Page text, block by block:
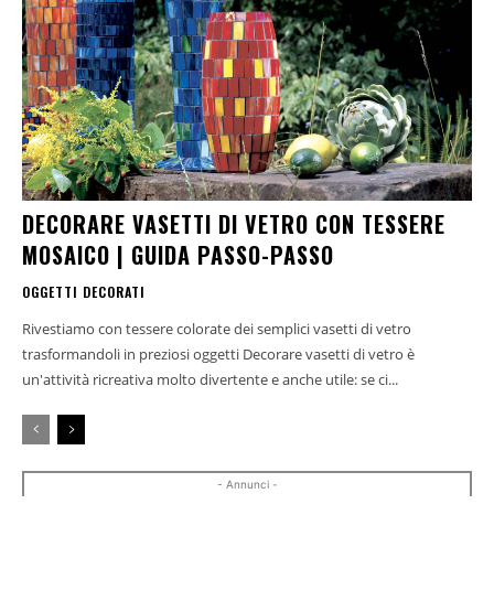
DECORARE VASETTI DI VETRO CON TESSERE
MOSAICO | GUIDA PASSO-PASSO
OGGETTI DECORATI
Rivestiamo con tessere colorate dei semplici vasetti di vetro
trasformandoli in preziosi oggetti Decorare vasetti di vetro è
un'attività ricreativa molto divertente e anche utile: se ci...
- Annunci -